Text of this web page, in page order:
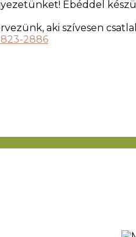
Ebéddel
aki szívesen
823-2886